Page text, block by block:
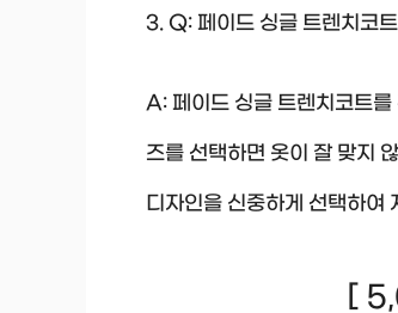
3. Q: 페이드 싱글 트렌치코
A: 페이드 싱글 트렌치코트
즈를 선택하면 옷이 잘 맞지
디자인을 신중하게 선택하여
[